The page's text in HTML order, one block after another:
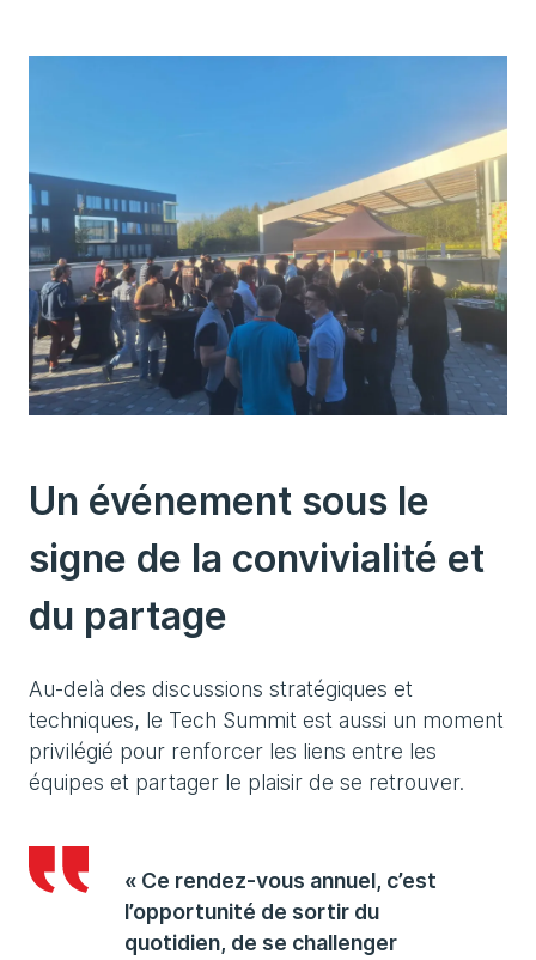
Un événement sous le
signe de la convivialité et
du partage
Au-delà des discussions stratégiques et
techniques, le Tech Summit est aussi un moment
privilégié pour renforcer les liens entre les
équipes et partager le plaisir de se retrouver.
« Ce rendez-vous annuel, c’est
l’opportunité de sortir du
quotidien, de se challenger